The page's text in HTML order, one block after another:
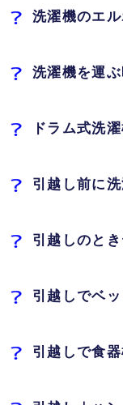
洗濯機のエ
洗濯機を運
ドラム式洗
引越し前に
引越しのと
引越しでベ
引越しで食